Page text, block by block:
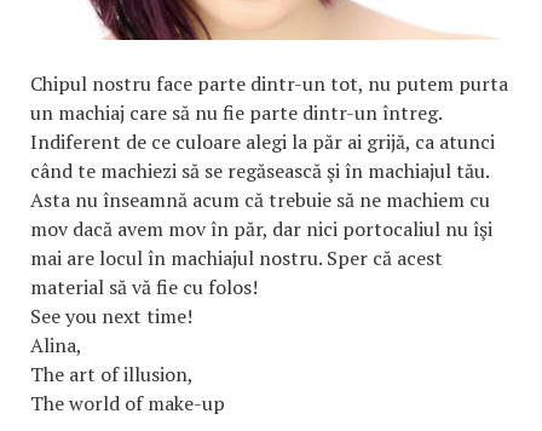
Chipul nostru face parte dintr-un tot, nu putem purta
un machiaj care să nu fie parte dintr-un întreg.
Indiferent de ce culoare alegi la păr ai grijă, ca atunci
când te machiezi să se regăsească şi în machiajul tău.
Asta nu înseamnă acum că trebuie să ne machiem cu
mov dacă avem mov în păr, dar nici portocaliul nu îşi
mai are locul în machiajul nostru. Sper că acest
material să vă fie cu folos!
See you next time!
Alina,
The art of illusion,
The world of make-up